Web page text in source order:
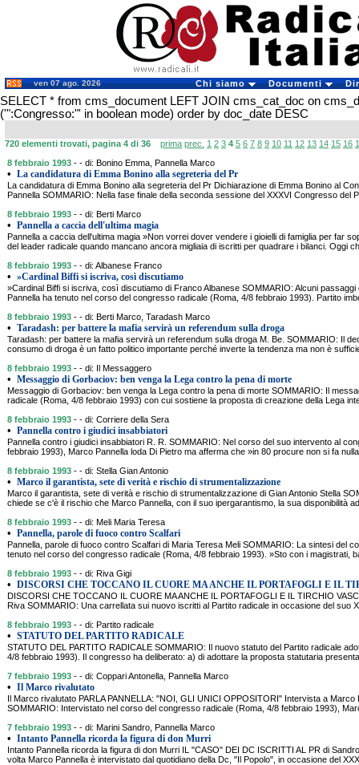
ven 07 ago. 2026 Chi siamo Documenti
SELECT * from cms_document LEFT JOIN cms_cat_doc on
('":Congresso:"' in boolean mode) order by doc_date DESC
720 elementi trovati, pagina 4 di 36 prima prec. 1 2 3 4 5 6 7 8 9 10 11 12 13 14 15 16
8 febbraio 1993 - - di: Bonino Emma, Pannella Marco
• La candidatura di Emma Bonino alla segreteria del Pr
La candidatura di Emma Bonino alla segreteria del Pr Dichiarazione di Emma Bonino al
Pannella SOMMARIO: Nella fase finale della seconda sessione del XXXVI Congresso del
8 febbraio 1993 - - di: Berti Marco
• Pannella a caccia dell'ultima magia
Pannella a caccia dell'ultima magia »Non vorrei dover vendere i gioielli di famiglia per far
del leader radicale quando mancano ancora migliaia di iscritti per quadrare i bilanci. Oggi
8 febbraio 1993 - - di: Albanese Franco
• »Cardinal Biffi si iscriva, così discutiamo
»Cardinal Biffi si iscriva, così discutiamo di Franco Albanese SOMMARIO: Alcuni
Pannella ha tenuto nel corso del congresso radicale (Roma, 4/8 febbraio 1993). Partito
8 febbraio 1993 - - di: Berti Marco, Taradash Marco
• Taradash: per battere la mafia servirà un referendum sulla droga
Taradash: per battere la mafia servirà un referendum sulla droga M. Be. SOMMARIO: Il
consumo di droga è un fatto politico importante perché inverte la tendenza ma non è
8 febbraio 1993 - - di: Il Messaggero
• Messaggio di Gorbaciov: ben venga la Lega contro la pena di morte
Messaggio di Gorbaciov: ben venga la Lega contro la pena di morte SOMMARIO: Il
radicale (Roma, 4/8 febbraio 1993) con cui sostiene la proposta di creazione della Lega
8 febbraio 1993 - - di: Corriere della Sera
• Pannella contro i giudici insabbiatori
Pannella contro i giudici insabbiatori R. R. SOMMARIO: Nel corso del suo intervento al
febbraio 1993), Marco Pannella loda Di Pietro ma afferma che »in 80 procure non si fa
8 febbraio 1993 - - di: Stella Gian Antonio
• Marco il garantista, sete di verità e rischio di strumentalizzazione
Marco il garantista, sete di verità e rischio di strumentalizzazione di Gian Antonio Stella
chiede se c'è il rischio che Marco Pannella, con il suo ipergarantismo, la sua disponibilità
8 febbraio 1993 - - di: Meli Maria Teresa
• Pannella, parole di fuoco contro Scalfari
Pannella, parole di fuoco contro Scalfari di Maria Teresa Meli SOMMARIO: La sintesi del
tenuto nel corso del congresso radicale (Roma, 4/8 febbraio 1993). »Sto con i magistrati,
8 febbraio 1993 - - di: Riva Gigi
• DISCORSI CHE TOCCANO IL CUORE MA ANCHE IL PORTAFOGLI E IL
DISCORSI CHE TOCCANO IL CUORE MA ANCHE IL PORTAFOGLI E IL TIRCHIO
Riva SOMMARIO: Una carrellata sui nuovo iscritti al Partito radicale in occasione del suo
8 febbraio 1993 - - di: Partito radicale
• STATUTO DEL PARTITO RADICALE
STATUTO DEL PARTITO RADICALE SOMMARIO: Il nuovo statuto del Partito radicale
4/8 febbraio 1993). Il congresso ha deliberato: a) di adottare la proposta statutaria
7 febbraio 1993 - - di: Coppari Antonella, Pannella Marco
• Il Marco rivalutato
Il Marco rivalutato PARLA PANNELLA: "NOI, GLI UNICI OPPOSITORI" Intervista a Marco
SOMMARIO: Intervistato nel corso del congresso radicale (Roma, 4/8 febbraio 1993),
7 febbraio 1993 - - di: Marini Sandro, Pannella Marco
• Intanto Pannella ricorda la figura di don Murri
Intanto Pannella ricorda la figura di don Murri IL "CASO" DEI DC ISCRITTI AL PR di
volta Marco Pannella è intervistato dal quotidiano della Dc, "Il Popolo", in occasione del